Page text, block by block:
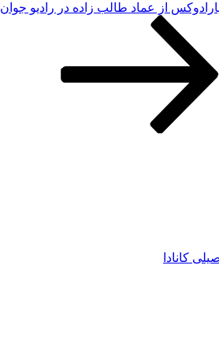
پارادوکس از عماد طالب زاده در رادیو جوان
کانادا